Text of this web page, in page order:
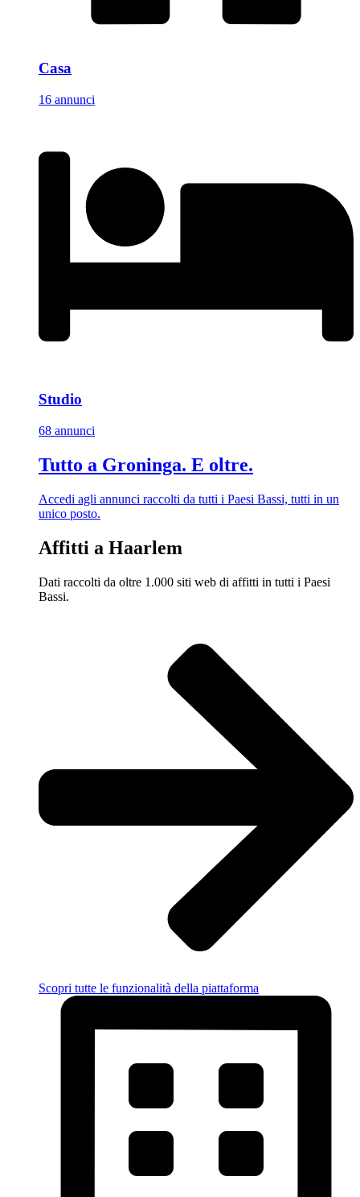
Casa
16 annunci
Studio
68 annunci
Tutto a Groninga. E oltre.
Accedi agli annunci raccolti da tutti i Paesi Bassi, tutti in un
unico posto.
Affitti a Haarlem
Dati raccolti da oltre 1.000 siti web di affitti in tutti i Paesi
Bassi.
Scopri tutte le funzionalità della piattaforma